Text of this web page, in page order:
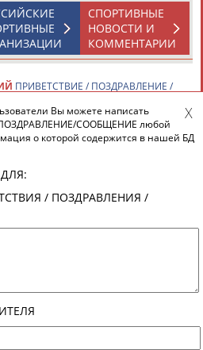
СПОРТИВНЫЕ
НОВОСТИ И
КОММЕНТАРИИ
ПРИВЕТСТВИЕ / ПОЗДРАВЛЕНИЕ /
У ПЕРСОН ИЗ МИРА
У ПЕРСОН ИЗ МИРА
Вы можете написать
СООБЩЕНИЕ любой
о которой содержится в нашей БД
/ ПОЗДРАВЛЕНИЯ /